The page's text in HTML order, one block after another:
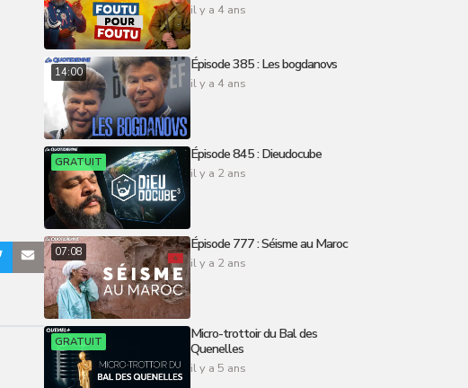
il y a 4 ans
14:00 Épisode 385 : Les bogdanovs
il y a 4 ans
GRATUIT Épisode 845 : Dieudocube
il y a 2 ans
07:08 Épisode 777 : Séisme au Maroc
il y a 2 ans
GRATUIT
Micro-trottoir du Bal des
Quenelles
il y a 5 ans